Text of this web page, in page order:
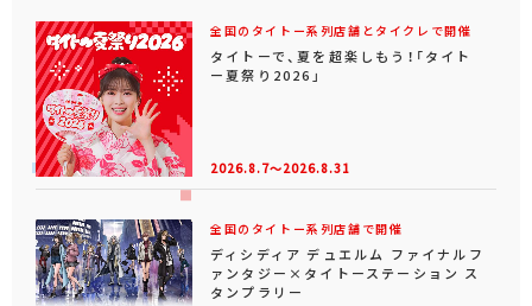
全国のタイトー系列店舗とタイクレで開催
タイトーで、夏を超楽しもう！「タイト
ー夏祭り2026」
2026.8.7～2026.8.31
全国のタイトー系列店舗で開催
ディシディア デュエルム ファイナルフ
ァンタジー×タイトーステーション ス
タンプラリー